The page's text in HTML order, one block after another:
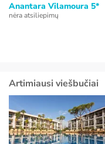
Anantara Vilamoura 5*
nėra atsiliepimų
Artimiausi viešbučiai